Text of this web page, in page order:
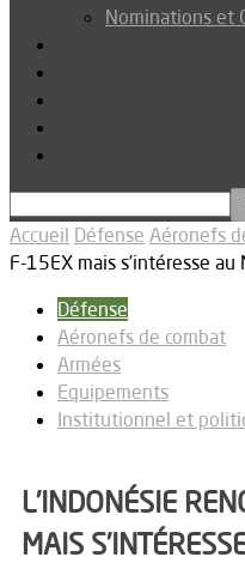
Nominations et
Accueil Défense Aéronefs
F-15EX mais s’intéresse au
Défense
Aéronefs de combat
Armées
Equipements
Institutionnel et
L’INDONÉSIE
MAIS